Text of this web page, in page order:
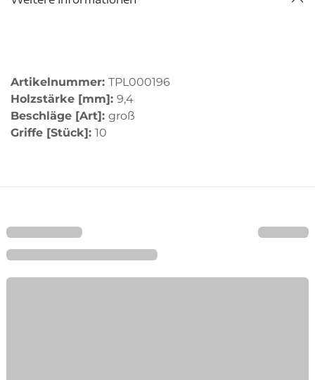
Artikelnummer: TPL000196
Holzstärke [mm]: 9,4
Beschläge [Art]: groß
Griffe [Stück]: 10